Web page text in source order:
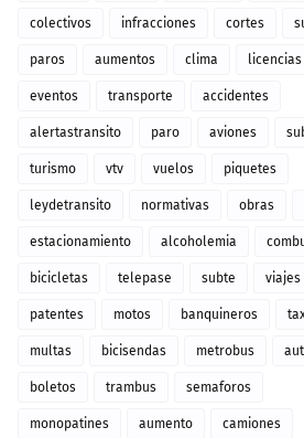
colectivos infracciones cortes
paros aumentos clima licencias
eventos transporte accidentes
alertastransito paro aviones
turismo vtv vuelos piquetes
leydetransito normativas obras
estacionamiento alcoholemia
bicicletas telepase subte viajes
patentes motos banquineros
multas bicisendas metrobus
boletos trambus semaforos
monopatines aumento camiones